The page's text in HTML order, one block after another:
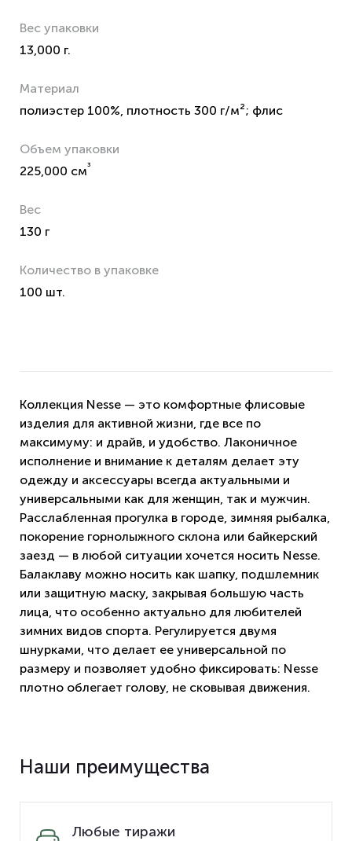
Вес упаковки
13,000 г.
Материал
полиэстер 100%, плотность 300 г/м²; флис
Объем упаковки
225,000 см³
Вес
130 г
Количество в упаковке
100 шт.
Коллекция Nesse — это комфортные флисовые
изделия для активной жизни, где все по
максимуму: и драйв, и удобство. Лаконичное
исполнение и внимание к деталям делает эту
одежду и аксессуары всегда актуальными и
универсальными как для женщин, так и мужчин.
Расслабленная прогулка в городе, зимняя рыбалка,
покорение горнолыжного склона или байкерский
заезд — в любой ситуации хочется носить Nesse.
Балаклаву можно носить как шапку, подшлемник
или защитную маску, закрывая большую часть
лица, что особенно актуально для любителей
зимних видов спорта. Регулируется двумя
шнурками, что делает ее универсальной по
размеру и позволяет удобно фиксировать: Nesse
плотно облегает голову, не сковывая движения.
Наши преимущества
Любые тиражи